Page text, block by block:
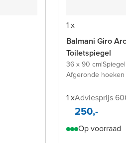
1 x
Balmani Giro
Toiletspiegel
36 x 90 cm|Spiegel
Afgeronde hoeken
1 xAdviesprijs 600,-
250,-
Op voorraad